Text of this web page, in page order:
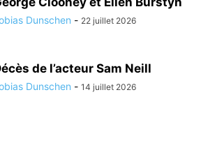
Dunschen - 22 juillet 2026
de l’acteur Sam Neill
Dunschen - 14 juillet 2026